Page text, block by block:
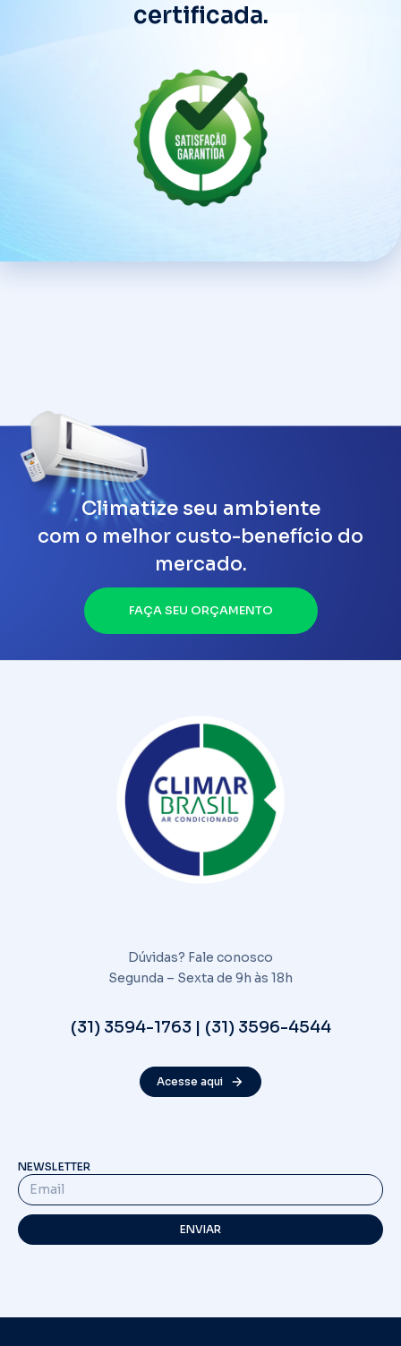
certificada.
Climatize seu ambiente
com o melhor custo-benefício do
mercado.
FAÇA SEU ORÇAMENTO
Dúvidas? Fale conosco
Segunda – Sexta de 9h às 18h
(31) 3594-1763 | (31) 3596-4544
Acesse aqui
NEWSLETTER
ENVIAR